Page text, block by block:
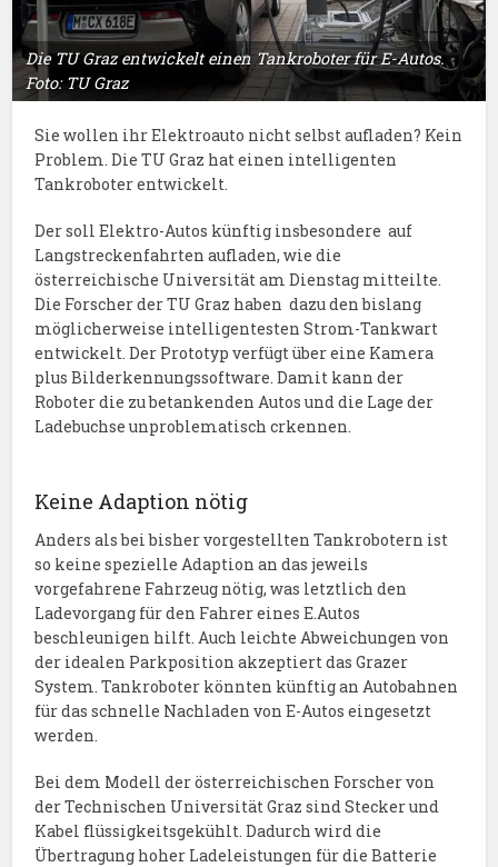
Die TU Graz entwickelt einen Tankroboter für E-Autos.
Foto: TU Graz
Sie wollen ihr Elektroauto nicht selbst aufladen? Kein
Problem. Die TU Graz hat einen intelligenten
Tankroboter entwickelt.
Der soll Elektro-Autos künftig insbesondere auf
Langstreckenfahrten aufladen, wie die
österreichische Universität am Dienstag mitteilte.
Die Forscher der TU Graz haben dazu den bislang
möglicherweise intelligentesten Strom-Tankwart
entwickelt. Der Prototyp verfügt über eine Kamera
plus Bilderkennungssoftware. Damit kann der
Roboter die zu betankenden Autos und die Lage der
Ladebuchse unproblematisch crkennen.
Keine Adaption nötig
Anders als bei bisher vorgestellten Tankrobotern ist
so keine spezielle Adaption an das jeweils
vorgefahrene Fahrzeug nötig, was letztlich den
Ladevorgang für den Fahrer eines E.Autos
beschleunigen hilft. Auch leichte Abweichungen von
der idealen Parkposition akzeptiert das Grazer
System. Tankroboter könnten künftig an Autobahnen
für das schnelle Nachladen von E-Autos eingesetzt
werden.
Bei dem Modell der österreichischen Forscher von
der Technischen Universität Graz sind Stecker und
Kabel flüssigkeitsgekühlt. Dadurch wird die
Übertragung hoher Ladeleistungen für die Batterie